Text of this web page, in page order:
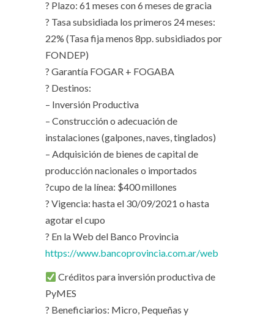
? Plazo: 61 meses con 6 meses de gracia
? Tasa subsidiada los primeros 24 meses:
22% (Tasa fija menos 8pp. subsidiados por
FONDEP)
? Garantía FOGAR + FOGABA
? Destinos:
– Inversión Productiva
– Construcción o adecuación de
instalaciones (galpones, naves, tinglados)
– Adquisición de bienes de capital de
producción nacionales o importados
?cupo de la línea: $400 millones
? Vigencia: hasta el 30/09/2021 o hasta
agotar el cupo
? En la Web del Banco Provincia
https://www.bancoprovincia.com.ar/web
Créditos para inversión productiva de
PyMES
? Beneficiarios: Micro, Pequeñas y